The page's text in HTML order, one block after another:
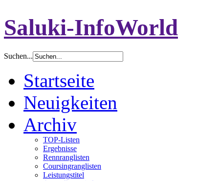
Saluki-InfoWorld
Suchen...
Startseite
Neuigkeiten
Archiv
TOP-Listen
Ergebnisse
Rennranglisten
Coursingranglisten
Leistungstitel